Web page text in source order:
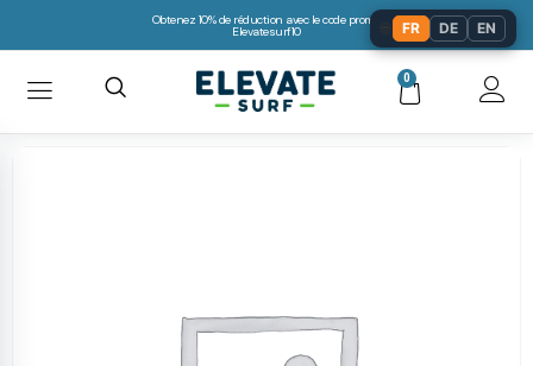
Obtenez 10% de réduction avec le code promo:
Elevatesurf10
0
FR DE EN